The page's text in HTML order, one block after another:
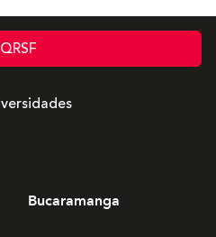
Bucaramanga